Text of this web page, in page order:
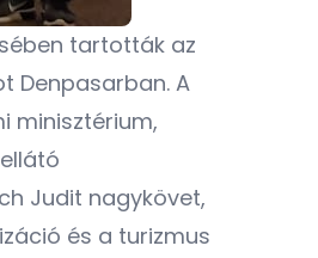
tartották az
Denpasarban. A
minisztérium,
Judit nagykövet,
és a turizmus